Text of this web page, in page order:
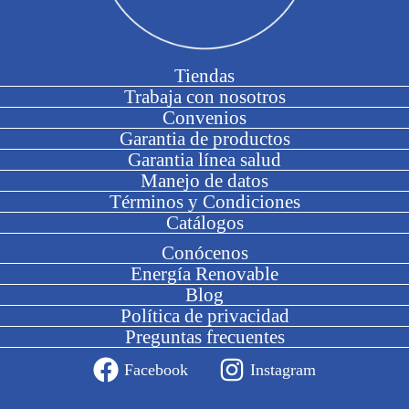
Tiendas
Trabaja con nosotros
Convenios
Garantia de productos
Garantia línea salud
Manejo de datos
Términos y Condiciones
Catálogos
Conócenos
Energía Renovable
Blog
Política de privacidad
Preguntas frecuentes
Facebook Instagram